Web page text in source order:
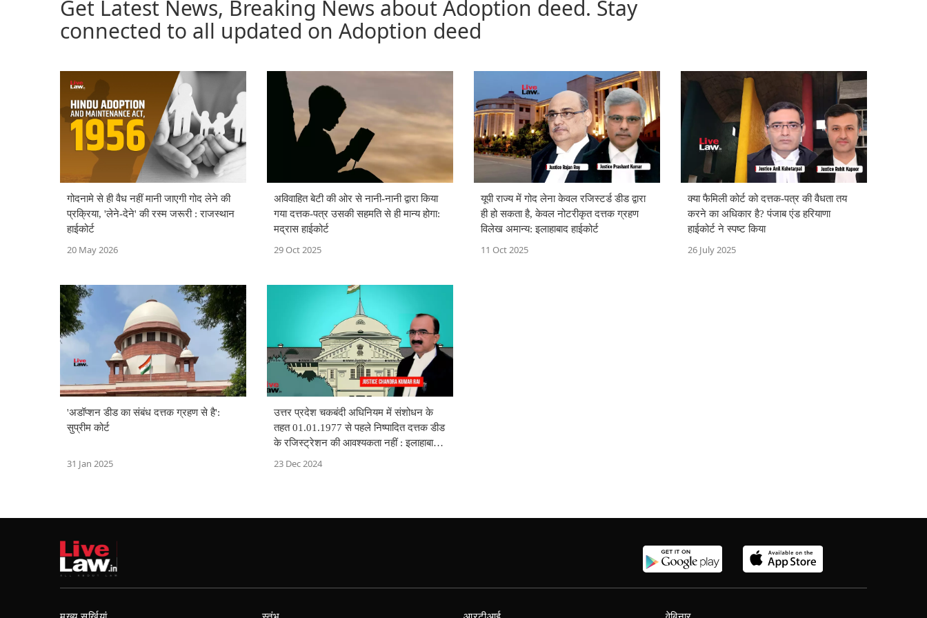
Get Latest News, Breaking News about Adoption deed. Stay
connected to all updated on Adoption deed
गोदनामे से ही वैध नहीं मानी जाएगी गोद लेने की
प्रक्रिया, 'लेने-देने' की रस्म जरूरी : राजस्थान
हाईकोर्ट
20 May 2026
अविवाहित बेटी की ओर से नानी-नानी द्वारा किया
गया दत्तक-पत्र उसकी सहमति से ही मान्य होगा:
मद्रास हाईकोर्ट
29 Oct 2025
यूपी राज्य में गोद लेना केवल रजिस्टर्ड डीड द्वारा
ही हो सकता है, केवल नोटरीकृत दत्तक ग्रहण
विलेख अमान्य: इलाहाबाद हाईकोर्ट
11 Oct 2025
क्या फैमिली कोर्ट को दत्तक-पत्र की वैधता तय
करने का अधिकार है? पंजाब एंड हरियाणा
हाईकोर्ट ने स्पष्ट किया
26 July 2025
'अडॉप्शन डीड का संबंध दत्तक ग्रहण से है':
सुप्रीम कोर्ट
31 Jan 2025
उत्तर प्रदेश चकबंदी अधिनियम में संशोधन के
तहत 01.01.1977 से पहले निष्पादित दत्तक डीड
के रजिस्ट्रेशन की आवश्यकता नहीं : इलाहाबाद
हाईकोर्ट
23 Dec 2024